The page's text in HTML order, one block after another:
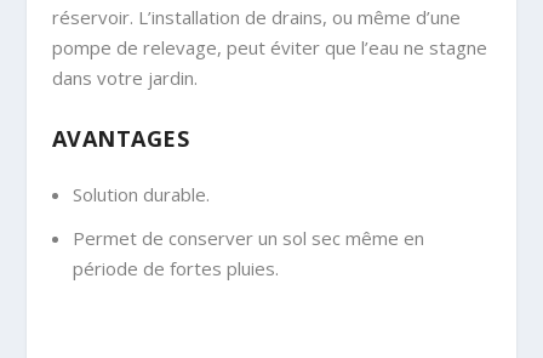
réservoir. L’installation de drains, ou même d’une
pompe de relevage, peut éviter que l’eau ne stagne
dans votre jardin.
AVANTAGES
Solution durable.
Permet de conserver un sol sec même en
période de fortes pluies.